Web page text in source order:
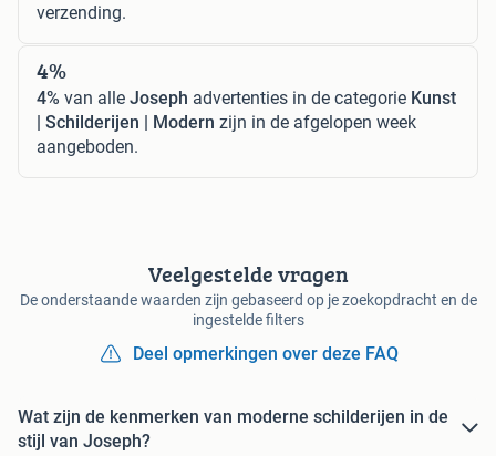
verzending.
4%
4% van alle Joseph advertenties in de categorie Kunst
| Schilderijen | Modern zijn in de afgelopen week
aangeboden.
Veelgestelde vragen
De onderstaande waarden zijn gebaseerd op je zoekopdracht en de
ingestelde filters
Deel opmerkingen over deze FAQ
Wat zijn de kenmerken van moderne schilderijen in de
stijl van Joseph?